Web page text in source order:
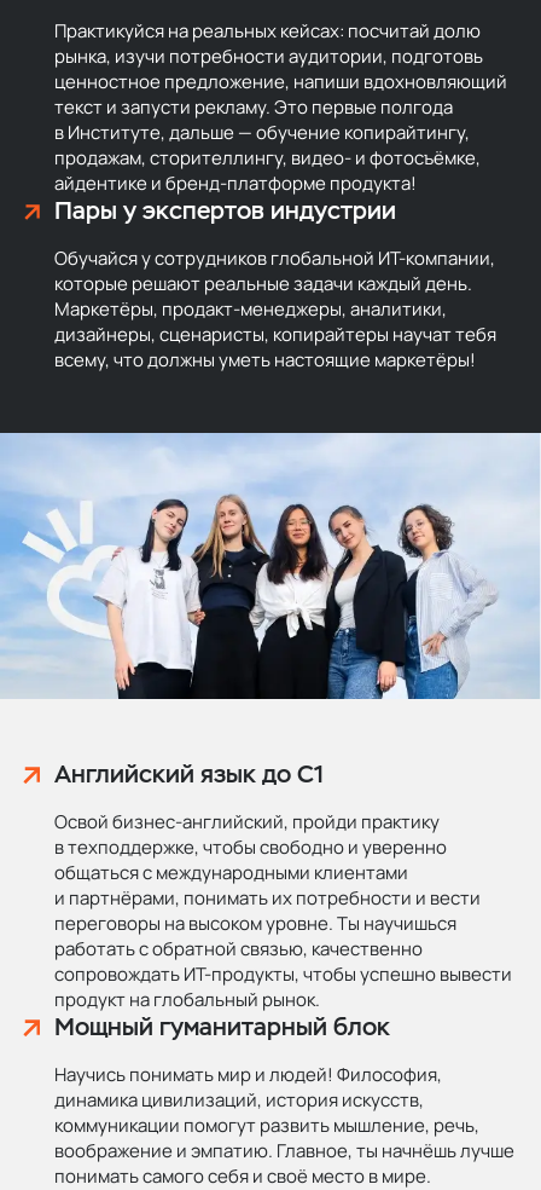
Практикуйся на реальных кейсах: посчитай долю
рынка, изучи потребности аудитории, подготовь
ценностное предложение, напиши вдохновляющий
текст и запусти рекламу. Это первые полгода
в Институте, дальше — обучение копирайтингу,
продажам, сторителлингу, видео- и фотосъёмке,
айдентике и бренд-платформе продукта!
Пары у экспертов индустрии
Обучайся у сотрудников глобальной ИТ-компании,
которые решают реальные задачи каждый день.
Маркетёры, продакт-менеджеры, аналитики,
дизайнеры, сценаристы, копирайтеры научат тебя
всему, что должны уметь настоящие маркетёры!
Английский язык до C1
Освой бизнес-английский, пройди практику
в техподдержке, чтобы свободно и уверенно
общаться с международными клиентами
и партнёрами, понимать их потребности и вести
переговоры на высоком уровне. Ты научишься
работать с обратной связью, качественно
сопровождать ИТ-продукты, чтобы успешно вывести
продукт на глобальный рынок.
Мощный гуманитарный блок
Научись понимать мир и людей! Философия,
динамика цивилизаций, история искусств,
коммуникации помогут развить мышление, речь,
воображение и эмпатию. Главное, ты начнёшь лучше
понимать самого себя и своё место в мире.